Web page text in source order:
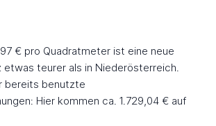
€ pro Quadratmeter ist eine neue
etwas teurer als in Niederösterreich.
bereits benutzte
Hier kommen ca. 1.729,04 € auf